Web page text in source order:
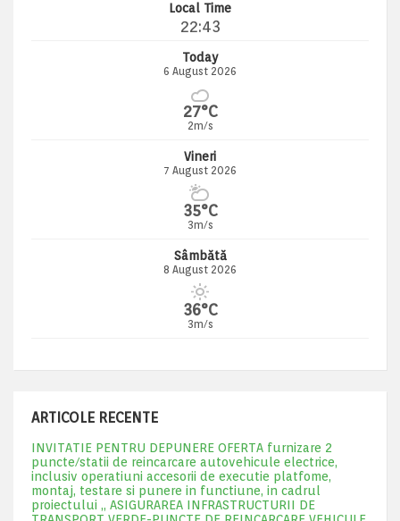
Local Time
22:43
Today
6 August 2026
27°C
2m/s
Vineri
7 August 2026
35°C
3m/s
Sâmbătă
8 August 2026
36°C
3m/s
ARTICOLE RECENTE
INVITATIE PENTRU DEPUNERE OFERTA furnizare 2
puncte/statii de reincarcare autovehicule electrice,
inclusiv operatiuni accesorii de executie platfome,
montaj, testare si punere in functiune, in cadrul
proiectului „ ASIGURAREA INFRASTRUCTURII DE